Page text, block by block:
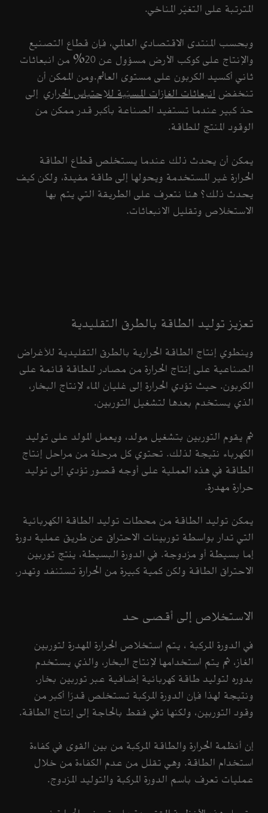
المترتبة على التغيّر المناخي.
وبحسب المنتدى الاقتصادي العالمي، فإن قطاع التصنيع
والإنتاج على كوكب الأرض مسؤول عن 20% من انبعاثات
ثاني أكسيد الكربون على مستوى العالم.ومن الممكن أن
تنخفض انبعاثات الغازات المسبّبة للاحتباس الحراري إلى
حدّ كبير عندما تستفيد الصناعة بأكبر قدر ممكن من
الوقود المنتج للطاقة.
يمكن أن يحدث ذلك عندما يستخلص قطاع الطاقة
الحرارة غير المستخدمة ويحولها إلى طاقة مفيدة، ولكن كيف
يحدث ذلك؟ هنا نتعرف على الطريقة التي يتم بها
الاستخلاص وتقليل الانبعاثات.
تعزيز توليد الطاقة بالطرق التقليدية
وينطوي إنتاج الطاقة الحرارية بالطرق التقليدية للأغراض
الصناعية على إنتاج الحرارة من مصادر للطاقة قائمة على
الكربون. حيث تؤدي الحرارة إلى غليان الماء لإنتاج البخار،
الذي يستخدم بعدها لتشغيل التوربين.
ثم يقوم التوربين بتشغيل مولد، ويعمل المولد على توليد
الكهرباء نتيجة لذلك. تحتوي كل مرحلة من مراحل إنتاج
الطاقة في هذه العملية على أوجه قصور تؤدي إلى توليد
حرارة مهدرة.
يمكن توليد الطاقة من محطات توليد الطاقة الكهربائية
التي تدار بواسطة توربينات الاحتراق عن طريق عملية دورة
إما بسيطة أو مزدوجة. في الدورة البسيطة، ينتج توربين
الاحتراق الطاقة ولكن كمية كبيرة من الحرارة تستنفد وتهدر.
الاستخلاص إلى أقصى حد
في الدورة المركبة ، يتم استخلاص الحرارة المهدرة لتوربين
الغاز، ثم يتم استخدامها لإنتاج البخار، والذي يستخدم
بدوره لتوليد طاقة كهربائية إضافية عبر توربين بخار.
ونتيجة لهذا فإن الدورة المركبة تستخلص قدرًا أكبر من
وقود التوربين، ولكنها تفي فقط بالحاجة إلى إنتاج الطاقة.
إن أنظمة الحرارة والطاقة المركبة من بين القوى في كفاءة
استخدام الطاقة. وهي تقلل من عدم الكفاءة من خلال
عمليات تعرف باسم الدورة المركبة والتوليد المزدوج.